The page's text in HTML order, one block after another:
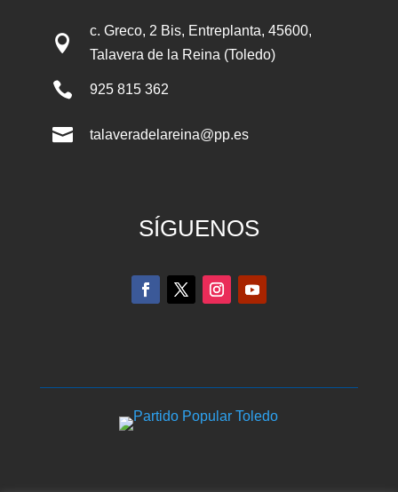

c. Greco, 2 Bis, Entreplanta, 45600,
Talavera de la Reina (Toledo)
 925 815 362
 talaveradelareina@pp.es
SÍGUENOS